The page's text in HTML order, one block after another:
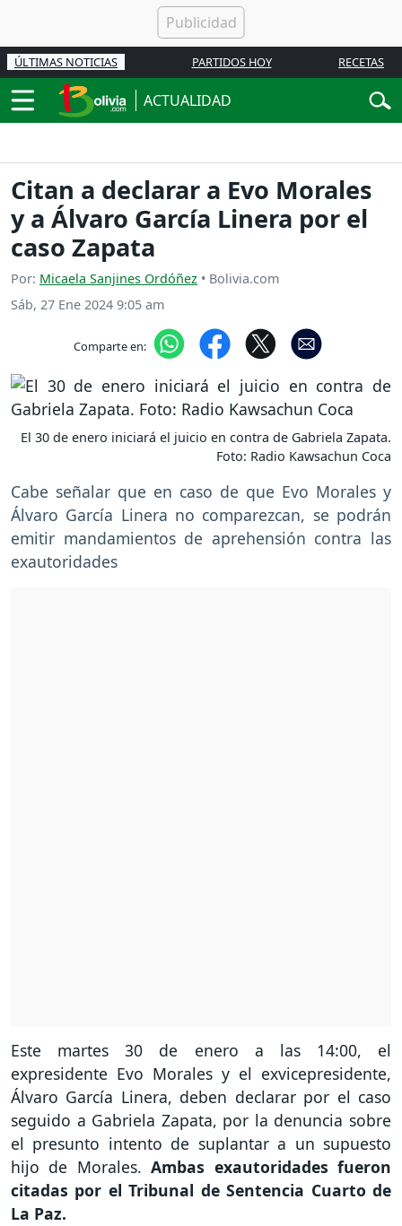
ÚLTIMAS NOTICIAS PARTIDOS HOY RECETAS
ACTUALIDAD
Citan a declarar a Evo Morales
y a Álvaro García Linera por el
caso Zapata
Por: Micaela Sanjines Ordóñez • Bolivia.com
Sáb, 27 Ene 2024 9:05 am
Comparte en:
El 30 de enero iniciará el juicio en contra de Gabriela Zapata.
Foto: Radio Kawsachun Coca
Cabe señalar que en caso de que Evo Morales y
Álvaro García Linera no comparezcan, se podrán
emitir mandamientos de aprehensión contra las
exautoridades
Este martes 30 de enero a las 14:00, el
expresidente Evo Morales y el exvicepresidente,
Álvaro García Linera, deben declarar por el caso
seguido a Gabriela Zapata, por la denuncia sobre
el presunto intento de suplantar a un supuesto
hijo de Morales.Ambas exautoridades fueron
citadas por el Tribunal de Sentencia Cuarto de
La Paz.